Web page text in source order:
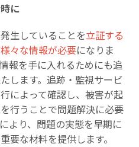
に
生していることを立証する
々な情報が必要になりま
報を手に入れるためにも追
します。追跡・監視サービ
によって確認し、被害が起
行うことで問題解決に必要
より、問題の実態を早期に
要な材料を提供します。